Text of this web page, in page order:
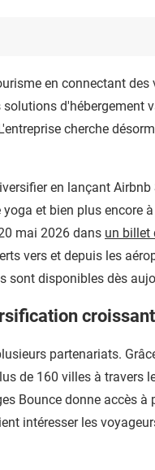
en connectant
d'hébergement
cherche
en lançant
et bien plus
mai 2026 dans un billet
vers et depuis les
sont disponibles dès
partenariats.
de 160 villes à travers
Bounce donne accès
intéresser les